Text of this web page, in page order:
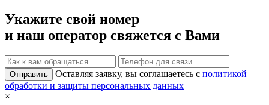
Укажите свой номер
и наш оператор свяжется с Вами
Отправить Оставляя заявку, вы соглашаетесь с политикой
обработки и защиты персональных данных
×